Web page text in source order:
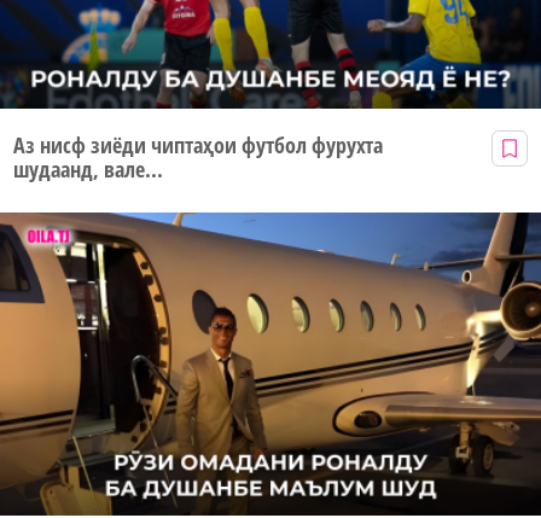
Аз нисф зиёди чиптаҳои футбол фурухта
шудаанд, вале...